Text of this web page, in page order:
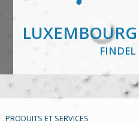
LUXEMBOURG
FINDEL
PRODUITS ET SERVICES